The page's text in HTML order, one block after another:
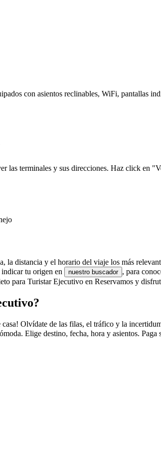
con asientos reclinables, WiFi, pantallas
las terminales y sus direcciones. Haz click en
distancia y el horario del viaje los más
tu origen en
nuestro buscador , para
para Turistar Ejecutivo en Reservamos y
Olvídate de las filas, el tráfico y la
Elige destino, fecha, hora y asientos.